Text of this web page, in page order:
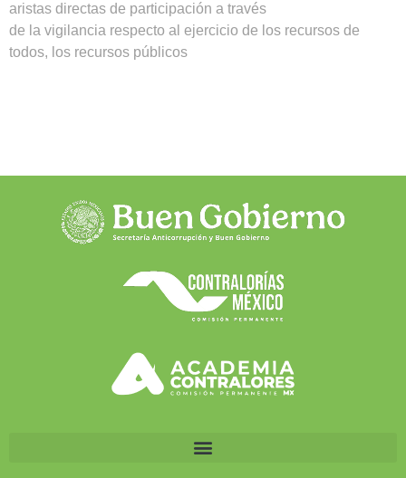
aristas directas de participación a través
de la vigilancia respecto al ejercicio de los recursos de
todos, los recursos públicos